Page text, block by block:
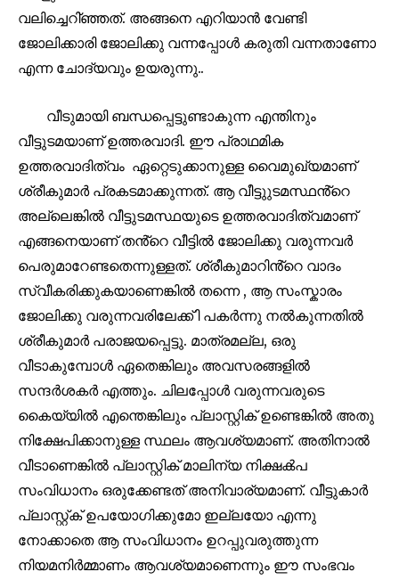
or click the subscribe button below. Don't worry, we respect
your privacy and won't spam your inbox. Your information is
safe with us.
32,111
Followers
32,214
Followers Followers
വലിച്ചെറി്ഞ്ഞത്. അങ്ങനെ എറിയാൻ വേണ്ടി
ജോലിക്കാരി ജോലിക്കു വന്നപ്പോൾ കരുതി വന്നതാണോ
എന്ന ചോദ്യവും ഉയരുന്നു..
വീടുമായി ബന്ധപ്പെട്ടുണ്ടാകുന്ന എന്തിനും
വീട്ടുടമയാണ് ഉത്തരവാദി. ഈ പ്രാഥമിക
ഉത്തരവാദിത്വം ഏറ്റെടുക്കാനുള്ള വൈമുഖ്യമാണ്
ശ്രീകുമാർ പ്രകടമാക്കുന്നത്. ആ വീട്ടുുടമസ്ഥൻ്റെ
അല്ലെങ്കിൽ വീട്ടുടമസ്ഥയുടെ ഉത്തരവാദിത്വമാണ്
എങ്ങനെയാണ് തൻ്റെ വീട്ടിൽ ജോലിക്കു വരുന്നവർ
പെരുമാറേണ്ടതെന്നുള്ളത്. ശ്രീകുമാറിൻ്റെ വാദം
സ്വീകരിക്കുകയാണെങ്കിൽ തന്നെ , ആ സംസ്കാരം
ജോലിക്കു വരുന്നവരിലേക്ക് ി പകർന്നു നൽകുന്നതിൽ
ശ്രീകുമാർ പരാജയപ്പെട്ടു. മാത്രമല്ല, ഒരു
വീടാകുമ്പോൾ ഏതെങ്കിലും അവസരങ്ങളിൽ
സന്ദർശകർ എത്തും. ചിലപ്പോൾ വരുന്നവരുടെ
കൈയ്യിൽ എന്തെങ്കിലും പ്ലാസ്റ്റിക് ഉണ്ടെങ്കിൽ അതു
നിക്ഷേപിക്കാനുള്ള സ്ഥലം ആവശ്യമാണ്. അതിനാൽ
വീടാണെങ്കിൽ പ്ലാസ്റ്റിക് മാലിന്യ നിക്ഷൿപ
സംവിധാനം ഒരുക്കേണ്ടത് അനിവാര്യമാണ്. വീട്ടുകാർ
പ്ലാസ്റ്റ്ക് ഉപയോഗിക്കുമോ ഇല്ലയോ എന്നു
നോക്കാതെ ആ സംവിധാനം ഉറപ്പുവരുത്തുന്ന
നിയമനിർമ്മാണം ആവശ്യമാണെന്നും ഈ സംഭവം